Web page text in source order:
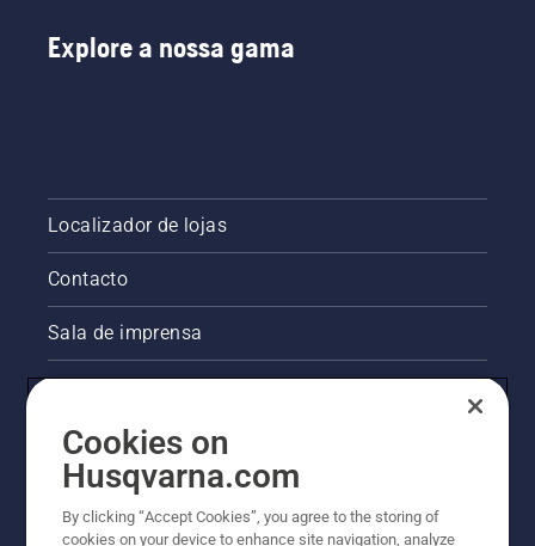
Explore a nossa gama
Localizador de lojas
Contacto
Sala de imprensa
Outros websites da Husqvarna
A abordagem da Husqvarna à sustentabilidade
Cookies on
Husqvarna.com
By clicking “Accept Cookies”, you agree to the storing of
cookies on your device to enhance site navigation, analyze